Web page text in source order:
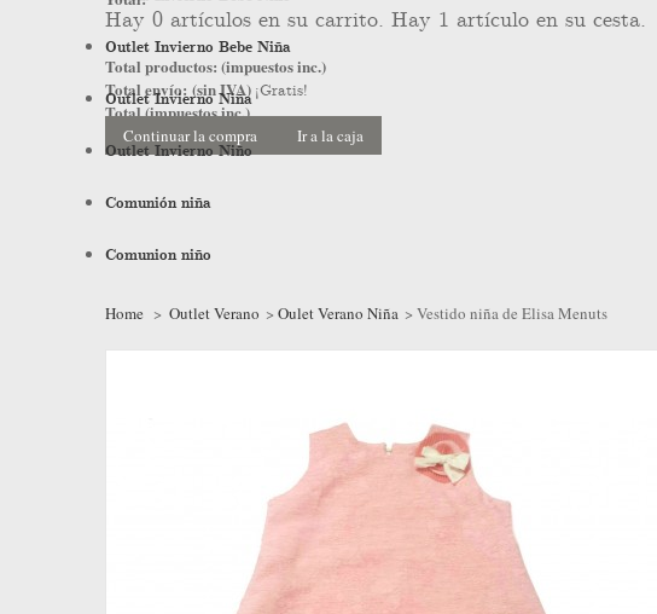
Hay 0 artículos en su carrito. Hay 1 artículo en su cesta.
Total productos: (impuestos inc.)
Total envío: (sin IVA) ¡Gratis!
Total (impuestos inc.)
Continuar la compra Ir a la caja
Outlet Invierno Bebe Niña
Outlet Invierno Niña
Outlet Invierno Niño
Comunión niña
Comunion niño
Home > Outlet Verano > Oulet Verano Niña > Vestido niña de Elisa Menuts